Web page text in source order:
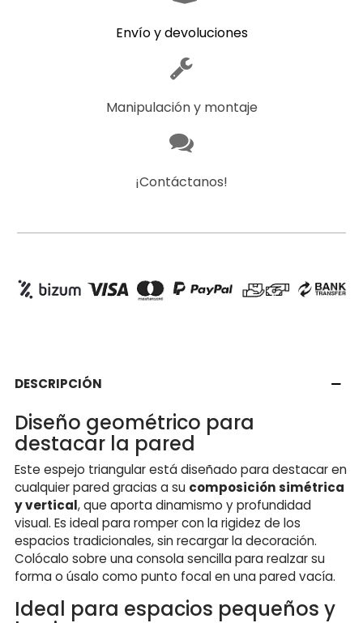
Envío y devoluciones
Manipulación y montaje
¡Contáctanos!
DESCRIPCIÓN
Diseño geométrico para
destacar la pared
Este espejo triangular está diseñado para destacar en
cualquier pared gracias a su composición simétrica
y vertical, que aporta dinamismo y profundidad
visual. Es ideal para romper con la rigidez de los
espacios tradicionales, sin recargar la decoración.
Colócalo sobre una consola sencilla para realzar su
forma o úsalo como punto focal en una pared vacía.
Ideal para espacios pequeños y